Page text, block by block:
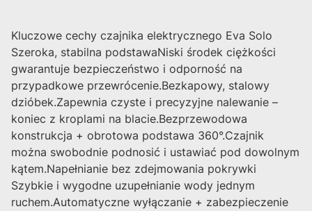
Kluczowe cechy czajnika elektrycznego Eva Solo
Szeroka, stabilna podstawaNiski środek ciężkości
gwarantuje bezpieczeństwo i odporność na
przypadkowe przewrócenie.Bezkapowy, stalowy
dzióbek.Zapewnia czyste i precyzyjne nalewanie –
koniec z kroplami na blacie.Bezprzewodowa
konstrukcja + obrotowa podstawa 360°.Czajnik
można swobodnie podnosić i ustawiać pod dowolnym
kątem.Napełnianie bez zdejmowania pokrywki
Szybkie i wygodne uzupełnianie wody jednym
ruchem.Automatyczne wyłączanie + zabezpieczenie